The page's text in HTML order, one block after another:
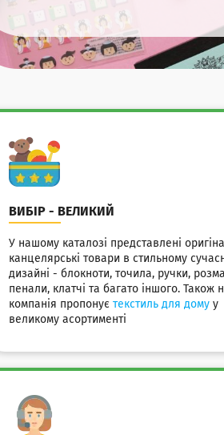
ВИБІР - ВЕЛИКИЙ
У нашому каталозі представлені
канцелярські товари в стильному
дизайні - блокноти, точила, ручки,
пенали, клатчі та багато іншого. Також
компанія пропонує текстиль для домуу
великому асортименті